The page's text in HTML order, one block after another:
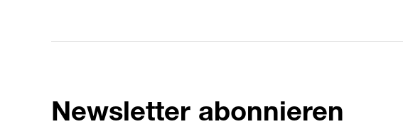
Newsletter abonnieren